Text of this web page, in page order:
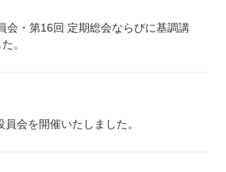
会・第16回 定期総会ならびに基調講
。
会を開催いたしました。